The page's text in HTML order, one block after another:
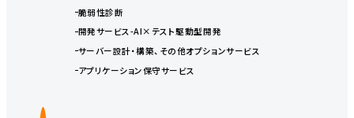
脆弱性診断
開発サービス-AI×テスト駆動型開発
サーバー設計・構築、その他オプションサービス
アプリケーション保守サービス